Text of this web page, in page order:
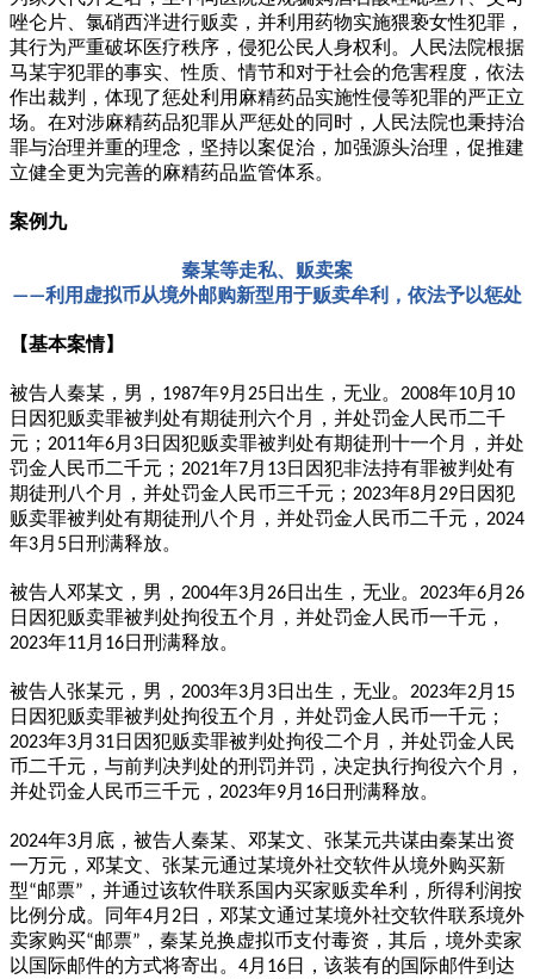
唑仑片、氯硝西泮进行贩卖，并利用药物实施猥亵女性犯罪，
其行为严重破坏医疗秩序，侵犯公民人身权利。人民法院根据
马某宇犯罪的事实、性质、情节和对于社会的危害程度，依法
作出裁判，体现了惩处利用麻精药品实施性侵等犯罪的严正立
场。在对涉麻精药品犯罪从严惩处的同时，人民法院也秉持治
罪与治理并重的理念，坚持以案促治，加强源头治理，促推建
立健全更为完善的麻精药品监管体系。
案例九
秦某等走私、贩卖案
——利用虚拟币从境外邮购新型用于贩卖牟利，依法予以惩处
【基本案情】
被告人秦某，男， 1987年9月 25日出生，无业。 2008年10月 10
日因犯贩卖罪被判处有期徒刑六个月，并处罚金人民币二千
元； 2011年6月 3日因犯贩卖罪被判处有期徒刑十一个月，并处
罚金人民币二千元； 2021年7月 13日因犯非法持有罪被判处有
期徒刑八个月，并处罚金人民币三千元； 2023年8月 29日因犯
贩卖罪被判处有期徒刑八个月，并处罚金人民币二千元， 2024
年3月 5日刑满释放。
被告人邓某文，男， 2004年3月 26日出生，无业。 2023年6月 26
日因犯贩卖罪被判处拘役五个月，并处罚金人民币一千元，
2023年11月 16日刑满释放。
被告人张某元，男， 2003年3月 3日出生，无业。 2023年2月 15
日因犯贩卖罪被判处拘役五个月，并处罚金人民币一千元；
2023年3月 31日因犯贩卖罪被判处拘役二个月，并处罚金人民
币二千元，与前判决判处的刑罚并罚，决定执行拘役六个月，
并处罚金人民币三千元， 2023年9月 16日刑满释放。
2024年3月底，被告人秦某、邓某文、张某元共谋由秦某出资
一万元，邓某文、张某元通过某境外社交软件从境外购买新
型“邮票” ，并通过该软件联系国内买家贩卖牟利，所得利润按
比例分成。同年4月 2日，邓某文通过某境外社交软件联系境外
卖家购买“邮票” ，秦某兑换虚拟币支付毒资，其后，境外卖家
以国际邮件的方式将寄出。 4月 16日，该装有的国际邮件到达